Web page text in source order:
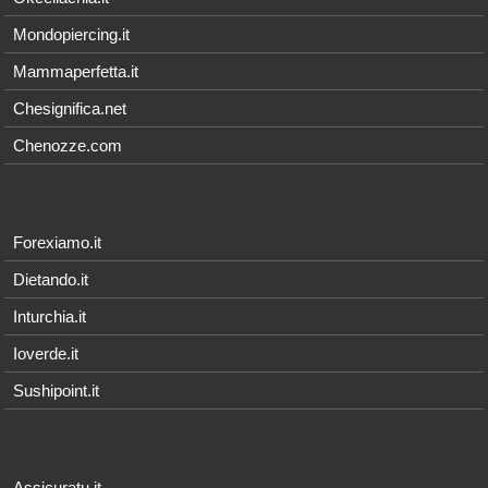
Mondopiercing.it
Mammaperfetta.it
Chesignifica.net
Chenozze.com
Forexiamo.it
Dietando.it
Inturchia.it
Ioverde.it
Sushipoint.it